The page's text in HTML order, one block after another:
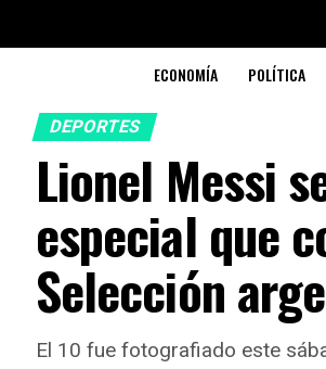
ECONOMÍA POLÍTICA
DEPORTES
Lionel Messi
especial que
Selección
El 10 fue fotografiado este